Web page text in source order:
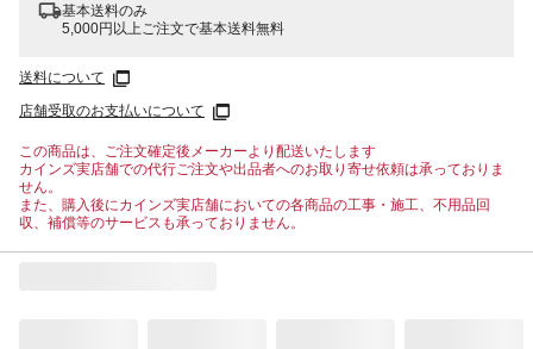
基本送料のみ
5,000円以上ご注文で基本送料無料
送料について
店舗受取のお支払いについて
この商品は、ご注文確定後メーカーより配送いたします
カインズ実店舗での代行ご注文や出品者へのお取り寄せ依頼は承っておりま
せん。
また、購入後にカインズ実店舗においての各商品の工事・施工、不用品回
収、補償等のサービスも承っておりません。